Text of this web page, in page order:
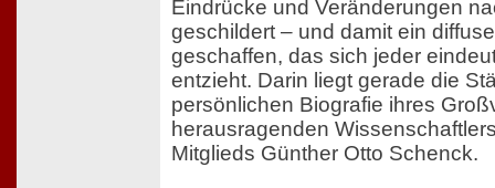
Eindrücke und Veränderungen
geschildert – und damit ein
geschaffen, das sich jeder
entzieht. Darin liegt gerade die
persönlichen Biografie ihres
herausragenden
Mitglieds Günther Otto Schenck.